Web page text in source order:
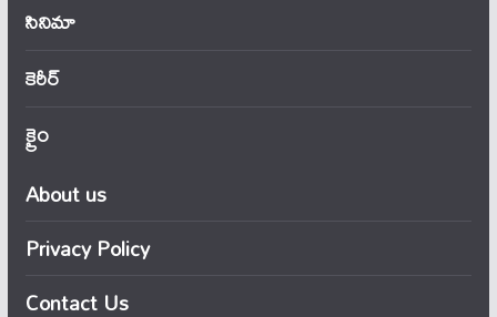
సినిమా
కెరీర్
క్రైం
About us
Privacy Policy
Contact Us